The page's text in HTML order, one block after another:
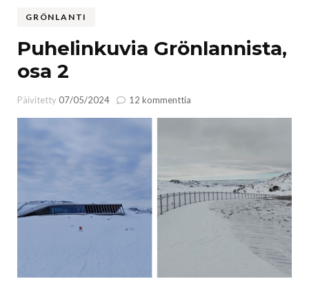
GRÖNLANTI
Puhelinkuvia Grönlannista,
osa 2
Päivitetty07/05/2024 12 kommenttia